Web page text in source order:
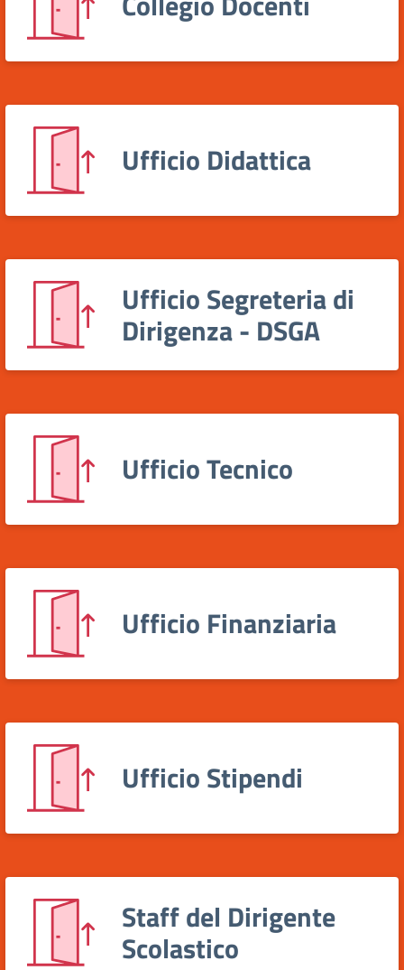
Ufficio Didattica
Ufficio Segreteria di
Dirigenza - DSGA
Ufficio Tecnico
Ufficio Finanziaria
Ufficio Stipendi
Staff del Dirigente
Scolastico